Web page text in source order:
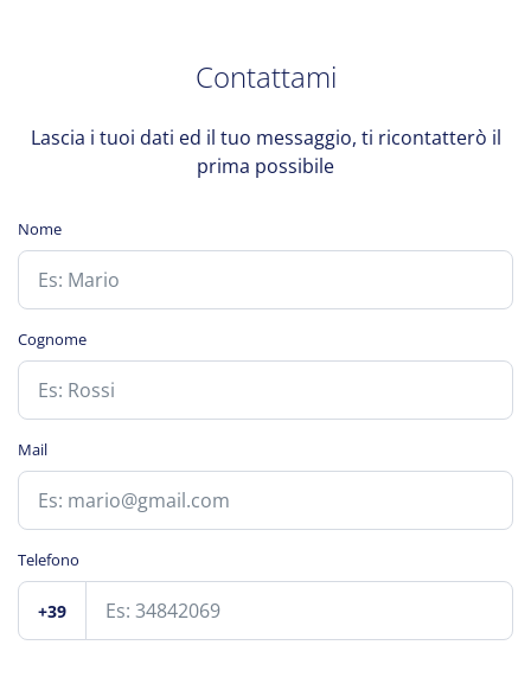
Contattami
Lascia i tuoi dati ed il tuo messaggio, ti ricontatterò il
prima possibile
Nome
Cognome
Mail
Telefono
+39